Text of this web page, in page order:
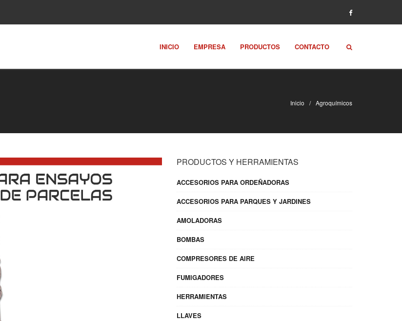
INICIO EMPRESA PRODUCTOS CONTACTO
Inicio Agroquímicos
PRODUCTOS Y HERRAMIENTAS
ACCESORIOS PARA ORDEÑADORAS
ACCESORIOS PARA PARQUES Y JARDINES
AMOLADORAS
BOMBAS
COMPRESORES DE AIRE
FUMIGADORES
HERRAMIENTAS
LLAVES